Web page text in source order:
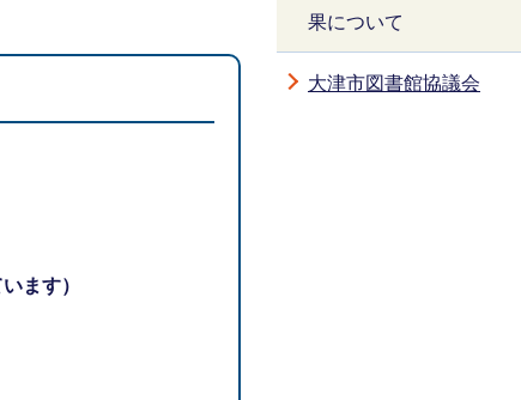
ます）
果について
大津市図書館協議会